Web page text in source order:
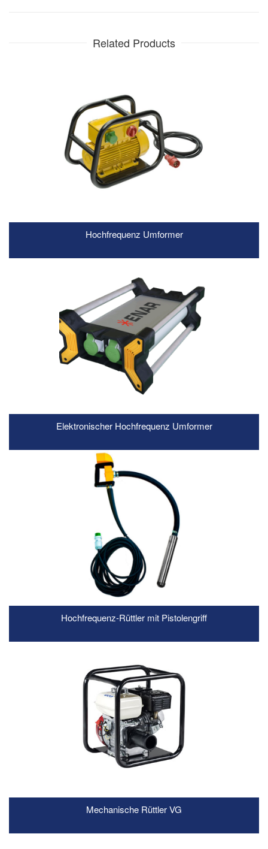
Related Products
Hochfrequenz Umformer
Elektronischer Hochfrequenz Umformer
Hochfrequenz-Rüttler mit Pistolengriff
Mechanische Rüttler VG